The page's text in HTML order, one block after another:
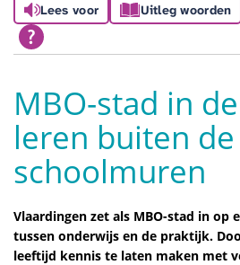
Lees voor Uitleg woorden
MBO-stad in
leren buiten de
schoolmuren
Vlaardingen zet als MBO-stad in op
tussen onderwijs en de praktijk.
leeftijd kennis te laten maken met